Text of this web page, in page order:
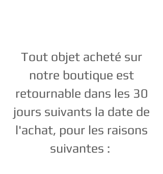
Tout objet acheté sur
notre boutique est
retournable dans les 30
jours suivants la date de
l'achat, pour les raisons
suivantes :